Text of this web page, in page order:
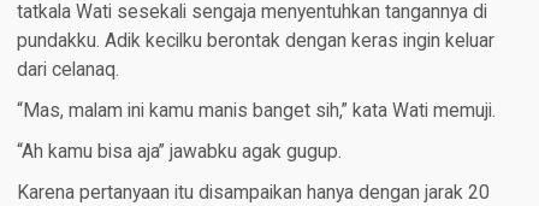
tatkala Wati sesekali sengaja menyentuhkan tangannya di
pundakku. Adik kecilku berontak dengan keras ingin keluar
dari celanaq.
“Mas, malam ini kamu manis banget sih,” kata Wati memuji.
“Ah kamu bisa aja” jawabku agak gugup.
Karena pertanyaan itu disampaikan hanya dengan jarak 20